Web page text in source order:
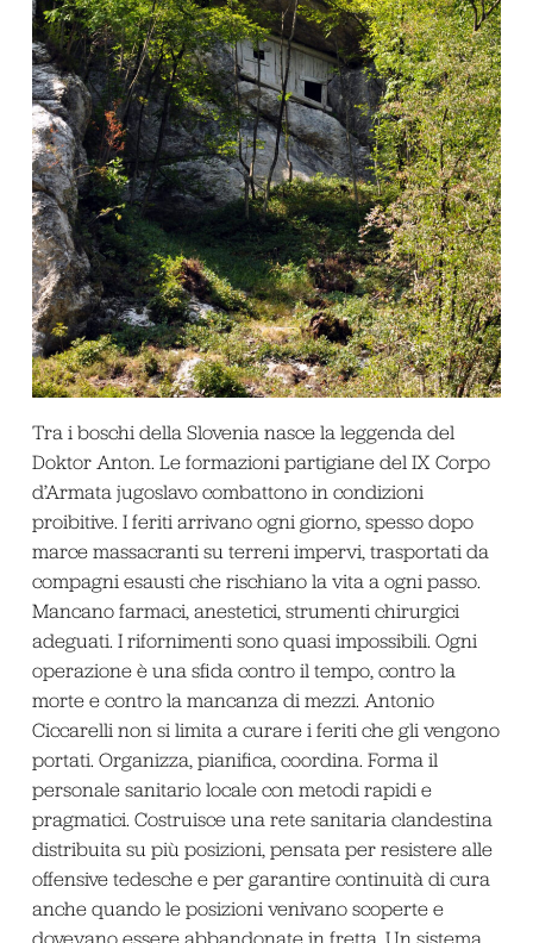
Tra i boschi della Slovenia nasce la leggenda del
Doktor Anton. Le formazioni partigiane del IX Corpo
d’Armata jugoslavo combattono in condizioni
proibitive. I feriti arrivano ogni giorno, spesso dopo
marce massacranti su terreni impervi, trasportati da
compagni esausti che rischiano la vita a ogni passo.
Mancano farmaci, anestetici, strumenti chirurgici
adeguati. I rifornimenti sono quasi impossibili. Ogni
operazione è una sfida contro il tempo, contro la
morte e contro la mancanza di mezzi. Antonio
Ciccarelli non si limita a curare i feriti che gli vengono
portati. Organizza, pianifica, coordina. Forma il
personale sanitario locale con metodi rapidi e
pragmatici. Costruisce una rete sanitaria clandestina
distribuita su più posizioni, pensata per resistere alle
offensive tedesche e per garantire continuità di cura
anche quando le posizioni venivano scoperte e
dovevano essere abbandonate in fretta. Un sistema